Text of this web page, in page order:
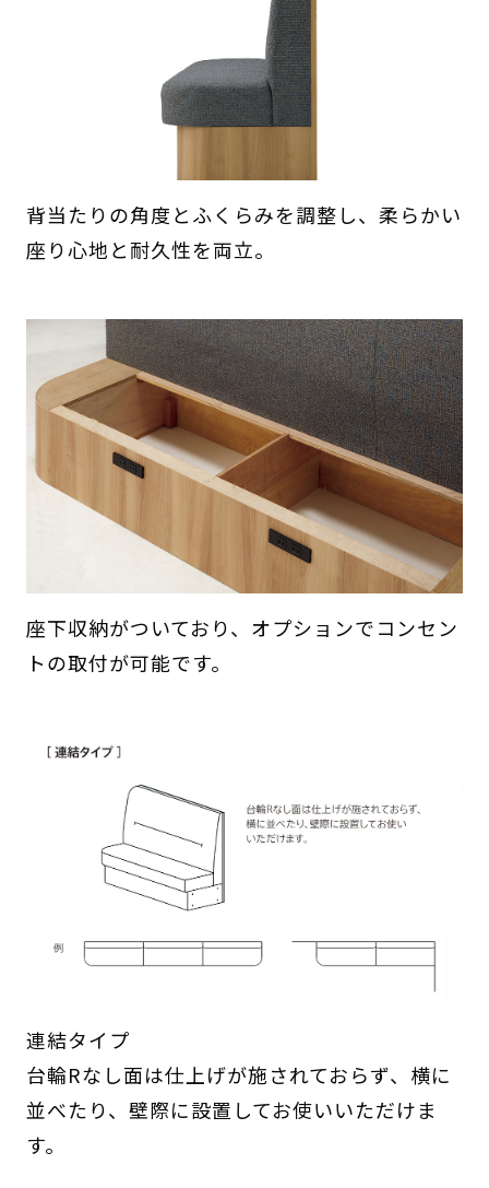
背当たりの角度とふくらみを調整し、柔らかい
座り心地と耐久性を両立。
座下収納がついており、オプションでコンセン
トの取付が可能です。
連結タイプ
台輪Rなし面は仕上げが施されておらず、横に
並べたり、壁際に設置してお使いいただけま
す。